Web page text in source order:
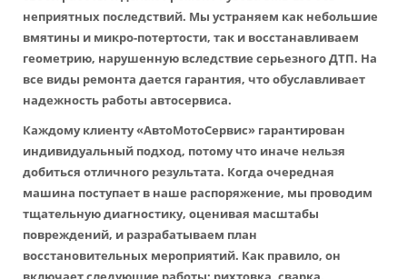
неприятных последствий. Мы устраняем как небольшие
вмятины и микро-потертости, так и восстанавливаем
геометрию, нарушенную вследствие серьезного ДТП. На
все виды ремонта дается гарантия, что обуславливает
надежность работы автосервиса.
Каждому клиенту «АвтоМотоСервис» гарантирован
индивидуальный подход, потому что иначе нельзя
добиться отличного результата. Когда очередная
машина поступает в наше распоряжение, мы проводим
тщательную диагностику, оценивая масштабы
повреждений, и разрабатываем план
восстановительных мероприятий. Как правило, он